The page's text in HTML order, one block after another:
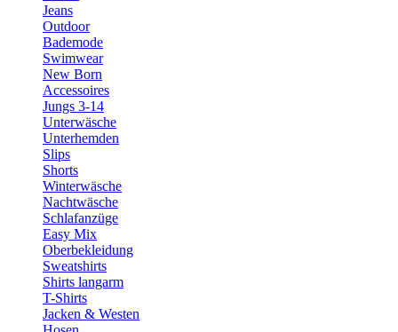
Jeans
Outdoor
Bademode
Swimwear
New Born
Accessoires
Jungs 3-14
Unterwäsche
Unterhemden
Slips
Shorts
Winterwäsche
Nachtwäsche
Schlafanzüge
Easy Mix
Oberbekleidung
Sweatshirts
Shirts langarm
T-Shirts
Jacken & Westen